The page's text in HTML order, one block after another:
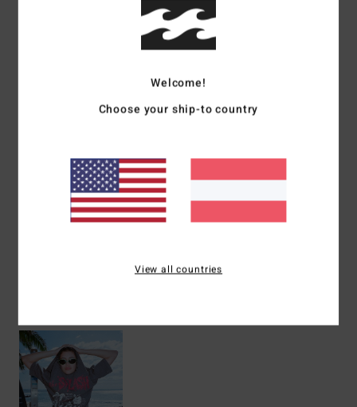
Farbcodeofb
Gewaschener Baumwolljersey
Rundhalsausschnitt
Zusammensetzung[Hauptstoff] 100 % Baumwolle
Welcome!
Choose your ship-to country
View all countries